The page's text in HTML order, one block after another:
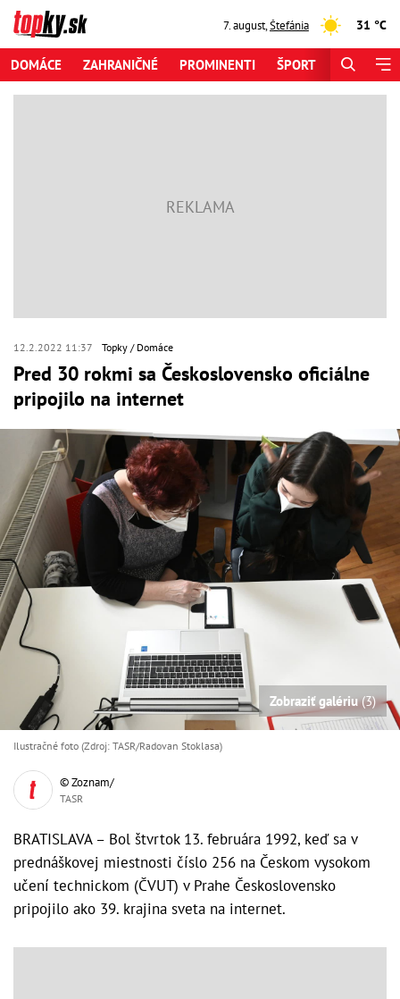
7. august,Štefánia 31 °C
DOMÁCE ZAHRANIČNÉ PROMINENTI ŠPORT
12.2.2022 11:37 Topky Domáce
Pred 30 rokmi sa Československo oficiálne
pripojilo na internet
Zobraziť galériu(3)
Ilustračné foto (Zdroj: TASR/Radovan Stoklasa)
© Zoznam/
TASR
BRATISLAVA – Bol štvrtok 13. februára 1992, keď sa v
prednáškovej miestnosti číslo 256 na Českom vysokom
učení technickom (ČVUT) v Prahe Československo
pripojilo ako 39. krajina sveta na internet.